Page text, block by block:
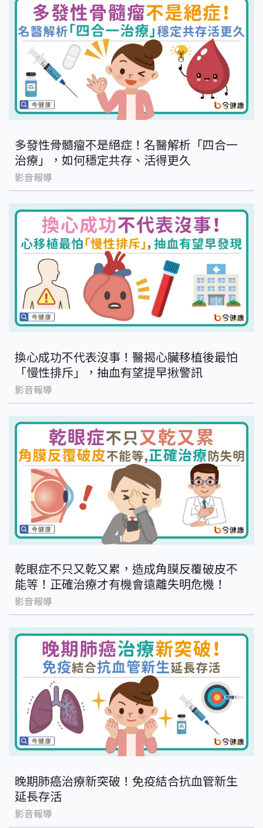
多發性骨髓瘤不是絕症！名醫解析「四合一
治療」，如何穩定共存、活得更久
影音報導
換心成功不代表沒事！醫揭心臟移植後最怕
「慢性排斥」，抽血有望提早揪警訊
影音報導
乾眼症不只又乾又累，造成角膜反覆破皮不
能等！正確治療才有機會遠離失明危機！
影音報導
晚期肺癌治療新突破！免疫結合抗血管新生
延長存活
影音報導